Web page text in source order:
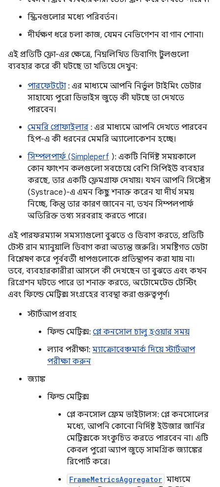
স্ক্রিনগুলোর মধ্যে পরিবর্তন।
দীর্ঘক্ষণ ধরে চলা কাজ, যেমন নেভিগেশন বা গান শোনা।
এই প্রতিটি ফ্লো-এর ক্ষেত্রে, নিম্নলিখিত ডিবাগিং টুলগুলো
ব্যবহার করে কী ঘটছে তা খতিয়ে দেখুন:
পারফেটটো: এর মাধ্যমে আপনি নির্ভুল টাইমিং ডেটার
সাহায্যে পুরো ডিভাইস জুড়ে কী ঘটছে তা দেখতে
পারবেন।
মেমরি প্রোফাইলার : এর মাধ্যমে আপনি দেখতে পারবেন
হিপ-এ কী ধরনের মেমরি অ্যালোকেশন হচ্ছে।
সিম্পলপার্ফ (Simpleperf ): একটি নির্দিষ্ট সময়কালে
কোন ফাংশন কলগুলো সবচেয়ে বেশি সিপিইউ ব্যবহার
করছে, তার একটি ফ্লেমগ্রাফ দেখায়। যখন আপনি সিস্ট্রেস
(Systrace)-এ এমন কিছু শনাক্ত করেন যা দীর্ঘ সময়
নিচ্ছে, কিন্তু তার কারণ জানেন না, তখন সিম্পলপার্ফ
অতিরিক্ত তথ্য সরবরাহ করতে পারে।
এই পারফরম্যান্স সমস্যাগুলো বুঝতে ও ডিবাগ করতে, প্রতিটি
টেস্ট রান ম্যানুয়ালি ডিবাগ করা অত্যন্ত জরুরি। সমষ্টিগত ডেটা
বিশ্লেষণ করে পূর্ববর্তী ধাপগুলোকে প্রতিস্থাপন করা যায় না।
তবে, ব্যবহারকারীরা আসলে কী দেখছেন তা বুঝতে এবং কখন
রিগ্রেশন ঘটতে পারে তা শনাক্ত করতে, অটোমেটেড টেস্টিং
এবং ফিল্ডে মেট্রিক্স সংগ্রহের ব্যবস্থা করা গুরুত্বপূর্ণ।
স্টার্টআপ প্রবাহ
ফিল্ড মেট্রিক্স: প্লে কনসোল চালু হওয়ার সময়
ল্যাব পরীক্ষা: ম্যাক্রোবেঞ্চমার্ক দিয়ে স্টার্টআপ
পরীক্ষা করুন
জ্যাঙ্ক
ফিল্ড মেট্রিক্স
প্লে কনসোল ফ্রেম ভাইটালস: প্লে কনসোলের
মধ্যে, আপনি কোনো নির্দিষ্ট ইউজার জার্নির
মেট্রিক্সকে সংকুচিত করতে পারবেন না। এটি
কেবল পুরো অ্যাপ জুড়ে সামগ্রিক জ্যাঙ্কের
রিপোর্ট করে।
FrameMetricsAggregator মাধ্যমে